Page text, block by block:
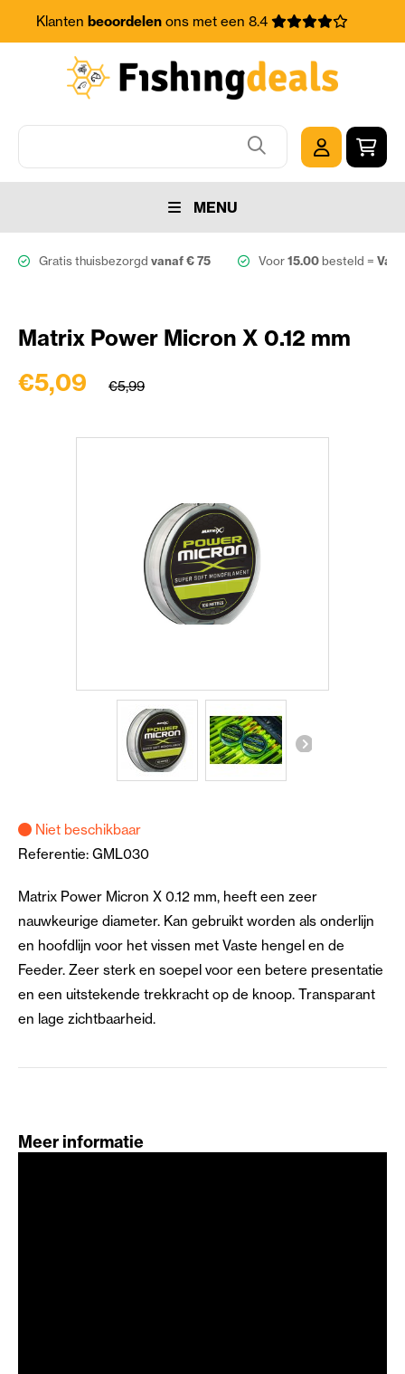
Klanten beoordelenons met een 8.4
MENU
Gratis thuisbezorgd vanaf € 75 Voor15.00besteld =
Matrix Power Micron X 0.12 mm
€5,09 €5,99
Niet beschikbaar
Referentie: GML030
Matrix Power Micron X 0.12 mm, heeft een zeer
nauwkeurige diameter. Kan gebruikt worden als onderlijn
en hoofdlijn voor het vissen met Vaste hengel en de
Feeder. Zeer sterk en soepel voor een betere presentatie
en een uitstekende trekkracht op de knoop. Transparant
en lage zichtbaarheid.
Meer informatie